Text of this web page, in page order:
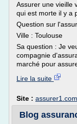
Assurer une vieille
qui est morte il y a
Question sur
Ville : Toulouse
Sa question : Je
compagnie
marché pour
Lire la suite
Site : assurer1.com
Blog